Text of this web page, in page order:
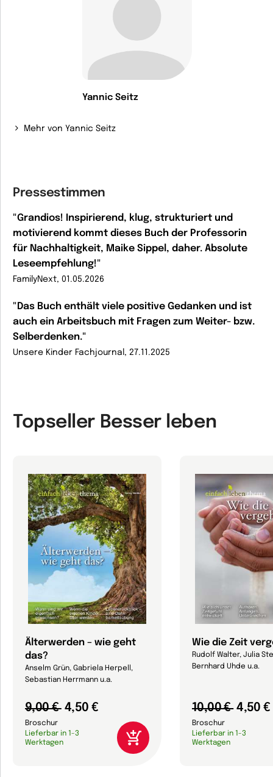
Yannic Seitz
Mehr von Yannic Seitz
Pressestimmen
"Grandios! Inspirierend, klug, strukturiert und
motivierend kommt dieses Buch der Professorin
für Nachhaltigkeit, Maike Sippel, daher. Absolute
Leseempfehlung!"
FamilyNext, 01.05.2026
"Das Buch enthält viele positive Gedanken und ist
auch ein Arbeitsbuch mit Fragen zum Weiter- bzw.
Selberdenken."
Unsere Kinder Fachjournal, 27.11.2025
Topseller Besser leben
Älterwerden – wie geht
das?
Anselm Grün, Gabriela Herpell,
Sebastian Herrmann u.a.
9,00 € 4,50 €
Broschur
Lieferbar in 1-3
Werktagen
Wie die Zeit
Rudolf Walter, Julia
Bernhard Uhde u.a.
10,00 € 4,50 €
Broschur
Lieferbar in 1-3
Werktagen